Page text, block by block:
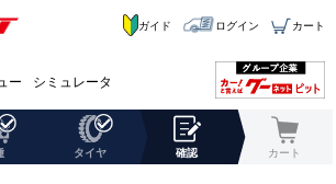
ー シミュレータ
ガイド ログイン カート
タイヤ 確認 カート